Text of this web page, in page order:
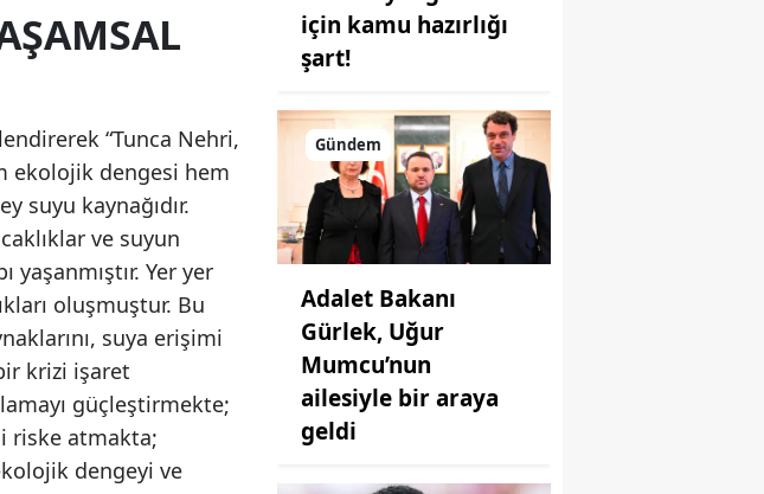
“Tunca Nehri,
ekolojik dengesi hem
suyu kaynağıdır.
ve suyun
Yer yer
oluşmuştur. Bu
suya erişimi
krizi işaret
güçleştirmekte;
riske atmakta;
dengeyi ve
için kamu hazırlığı
şart!
Gündem
Adalet Bakanı
Gürlek, Uğur
Mumcu’nun
ailesiyle bir araya
geldi